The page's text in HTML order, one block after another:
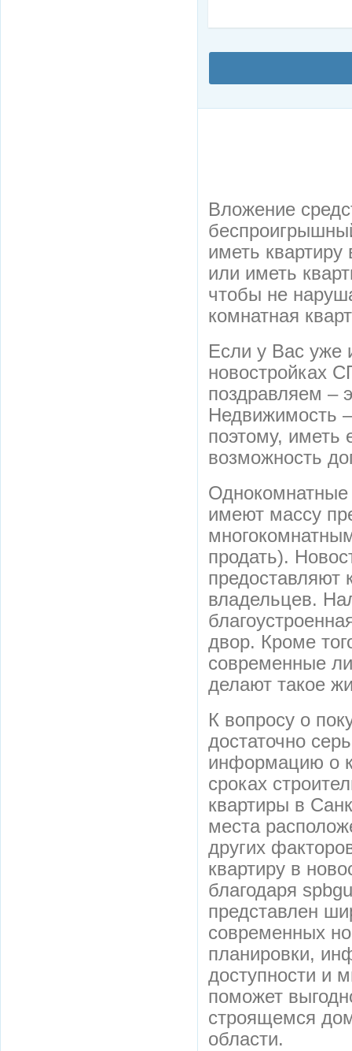
Вложение
иметь
или иметь
чтобы не
комнатная
Если у Вас уже
новостройках
поздравляем –
Недвижимость
поэтому, иметь
возможность
Однокомнатные
имеют массу
продать).
предоставляют
владельцев.
двор. Кроме
современные
делают такое
К вопросу о
достаточно
информацию о
сроках
квартиры в
места
других
квартиру в
благодаря
представлен
современных
планировки,
доступности и
поможет
строящемся
области.